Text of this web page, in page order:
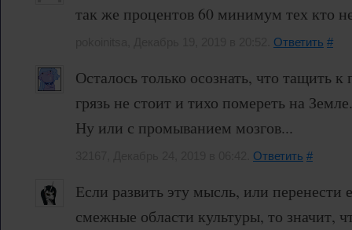
так же процентов 60 минимум тех кто
Ответить #
Осталось только осознать, что тащить
грязь не стоит и тихо помереть на Земле.
Ну или с промыванием мозгов...
Ответить #
Если развить эту мысль, или перенести
смежные области культуры, то значит,